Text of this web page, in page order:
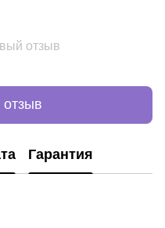
отзыв
отзыв
Гарантия